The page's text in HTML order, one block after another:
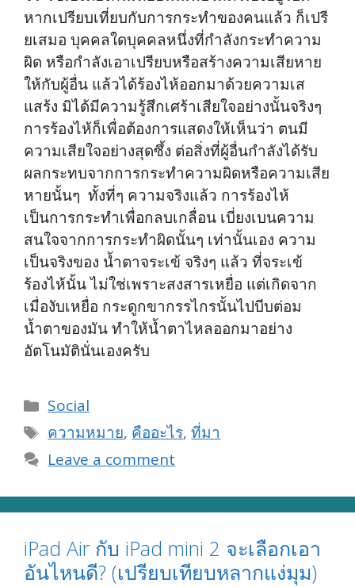
หากเปรียบเที่ยบกับการกระทำของคนแล้ว ก็เปรี
ยเสมอ บุคคลใดบุคคลหนึ่งที่กำลังกระทำความ
ผิด หรือกำลังเอาเปรียบหรือสร้างความเสียหาย
ให้กับผู้อื่น แล้วได้ร้องไห้ออกมาด้วยความเส
แสร้ง มิได้มีความรู้สึกเศร้าเสียใจอย่างนั้นจริงๆ
การร้องไห้ก็เพื่อต้องการแสดงให้เห็นว่า ตนมี
ความเสียใจอย่างสุดซึ้ง ต่อสิ่งที่ผู้อื่นกำลังได้รับ
ผลกระทบจากการกระทำความผิดหรือความเสีย
หายนั้นๆ ทั้งที่ๆ ความจริงแล้ว การร้องไห้
เป็นการกระทำเพื่อกลบเกลื่อน เบี่ยงเบนความ
สนใจจากการกระทำผิดนั้นๆ เท่านั้นเอง ความ
เป็นจริงของ น้ำตาจระเข้ จริงๆ แล้ว ที่จระเข้
ร้องไห้นั้น ไม่ใช่เพราะสงสารเหยื่อ แต่เกิดจาก
เมื่องับเหยื่อ กระดูกขากรรไกรนั้นไปบีบต่อม
น้ำตาของมัน ทำให้น้ำตาไหลออกมาอย่าง
อัตโนมัตินั่นเองครับ
Categories
Social
Tags
ความหมาย, คืออะไร,ที่มา
Leave a comment
iPad Air กับ iPad mini 2 จะเลือกเอา
อันไหนดี? (เปรียบเทียบหลากแง่มุม)